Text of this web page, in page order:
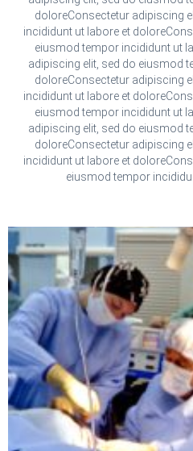
doloreConsectetur adipiscing
incididunt ut labore et
eiusmod tempor incididunt ut
adipiscing elit, sed do eiusmod
doloreConsectetur adipiscing
incididunt ut labore et
eiusmod tempor incididunt ut
adipiscing elit, sed do eiusmod
doloreConsectetur adipiscing
incididunt ut labore et
eiusmod tempor